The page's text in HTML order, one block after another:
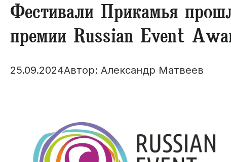
Фестивали Прикамья
премии Russian Event
25.09.2024Автор: Александр Матвеев